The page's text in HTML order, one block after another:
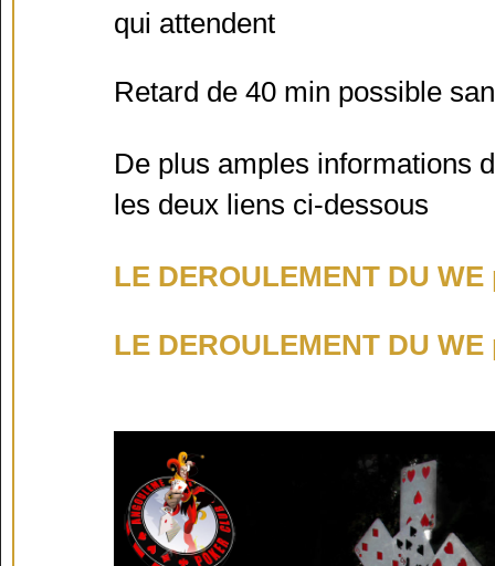
qui attendent
Retard de 40 min possible
De plus amples informations
les deux liens ci-dessous
LE DEROULEMENT DU
LE DEROULEMENT DU